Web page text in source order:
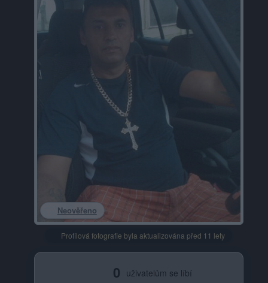
Neověřeno
Profilová fotografie byla aktualizována před 11 lety
0 uživatelům se líbí